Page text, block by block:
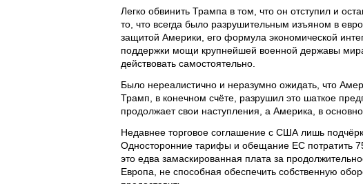
Легко обвинить Трампа в том, что он отступил и
то, что всегда было разрушительным изъяном в
защитой Америки, его формула экономической
поддержки мощи крупнейшей военной державы
действовать самостоятельно.
Было нереалистично и неразумно ожидать, что
Трамп, в конечном счёте, разрушил это шаткое
продолжает свои наступления, а Америка, в
Недавнее торговое соглашение с США лишь
Односторонние тарифы и обещание ЕС потратить
это едва замаскированная плата за
Европа, не способная обеспечить собственную